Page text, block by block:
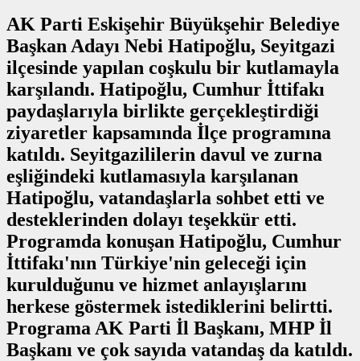
AK Parti Eskişehir Büyükşehir Belediye
Başkan Adayı Nebi Hatipoğlu, Seyitgazi
ilçesinde yapılan coşkulu bir kutlamayla
karşılandı. Hatipoğlu, Cumhur İttifakı
paydaşlarıyla birlikte gerçekleştirdiği
ziyaretler kapsamında İlçe programına
katıldı. Seyitgazililerin davul ve zurna
eşliğindeki kutlamasıyla karşılanan
Hatipoğlu, vatandaşlarla sohbet etti ve
desteklerinden dolayı teşekkür etti.
Programda konuşan Hatipoğlu, Cumhur
İttifakı'nın Türkiye'nin geleceği için
kurulduğunu ve hizmet anlayışlarını
herkese göstermek istediklerini belirtti.
Programa AK Parti İl Başkanı, MHP İl
Başkanı ve çok sayıda vatandaş da katıldı.